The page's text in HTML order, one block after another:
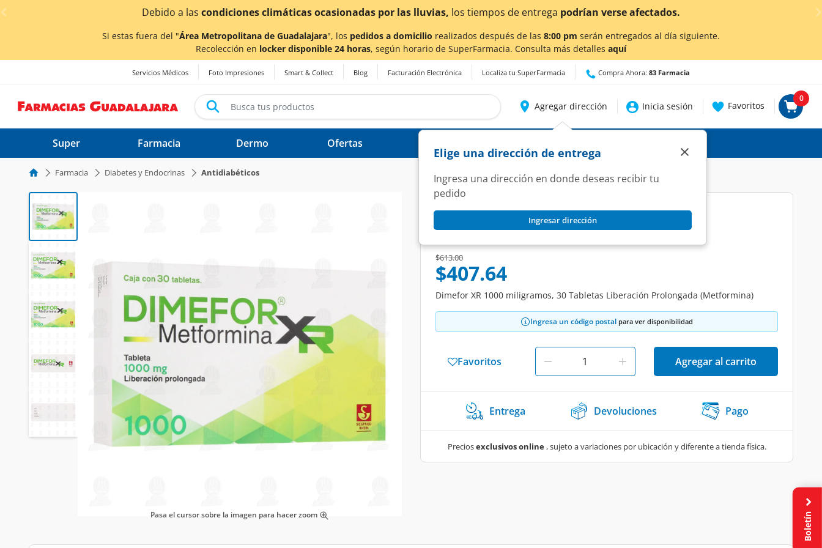
< div class="carousel-inner">
los tiempos de entregapodrían verse afectados. ¡Ahora también en
Si estas fuera del "Área Metropolitana de Guadalajara", los pedidos a domicilio realizados después de las 8:00 pm serán entregados al día siguiente.
Recolección en locker disponible 24 horas, según horario de SuperFarmacia. Consulta más detalles aquí
Servicios Médicos Foto Impresiones Smart & Collect Blog Facturación Electrónica Localiza tu SuperFarmacia Compra Ahora: 83 Farmacia
Agregar dirección
Elige una dirección de entrega
Ingresa una dirección en donde deseas recibir tu
pedido
Ingresar dirección
×
Inicia sesión Favoritos
0
Super Farmacia Dermo Ofertas
Farmacia Diabetes y Endocrinas Antidiabéticos
Pasa el cursor sobre la imagen para hacer zoom
DIMEFOR
Dimefor XR 1000 mg, 30 Tabletas.
Price reduced from
$613.00to
$407.64
Dimefor XR 1000 miligramos, 30 Tabletas Liberación Prolongada (Metformina)
Ingresa un código postal para ver disponibilidad
Favoritos Agregar al carrito
Entrega Devoluciones Pago
Preciosexclusivos online, sujeto a variaciones por ubicación y diferente a tienda física.
Boletín